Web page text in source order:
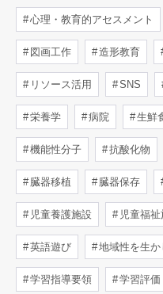
心理・教育的アセスメント
図画工作 造形教育
リソース活用 SNS
栄養学 病院 生鮮
機能性分子 抗酸化物
臓器移植 臓器保存
児童養護施設 児童福祉
英語遊び 地域性を生か
学習指導要領 学習評価